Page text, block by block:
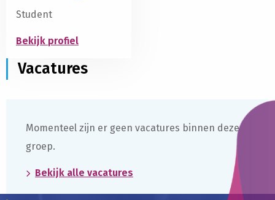
Student
Bekijk profiel
Lees
meer
Vacatures
Momenteel zijn er geen vacatures binnen deze
groep.
Bekijk alle vacatures